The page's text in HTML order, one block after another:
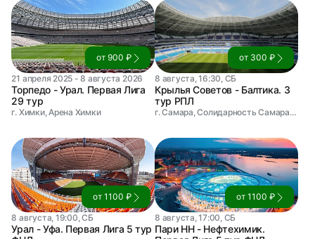
от 900 ₽
21 апреля 2025 - 8 августа 2026
Торпедо - Урал. Первая Лига
29 тур
г. Химки, Арена Химки
от 300 ₽
8 августа, 16:30, СБ
Крылья Советов - Балтика. 3
тур РПЛ
г. Самара, Солидарность Самара Арена
от 1100 ₽
8 августа, 19:00, СБ
Урал - Уфа. Первая Лига 5 тур
от 1100 ₽
8 августа, 17:00, СБ
Пари НН - Нефтехимик.